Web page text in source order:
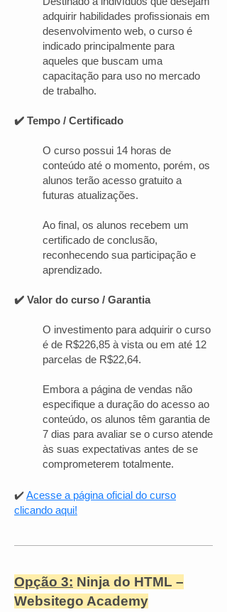
adquirir habilidades profissionais em
desenvolvimento web, o curso é
indicado principalmente para
aqueles que buscam uma
capacitação para uso no mercado
de trabalho.
✔️ Tempo / Certificado
O curso possui 14 horas de
conteúdo até o momento, porém, os
alunos terão acesso gratuito a
futuras atualizações.
Ao final, os alunos recebem um
certificado de conclusão,
reconhecendo sua participação e
aprendizado.
✔️ Valor do curso / Garantia
O investimento para adquirir o curso
é de R$226,85 à vista ou em até 12
parcelas de R$22,64.
Embora a página de vendas não
especifique a duração do acesso ao
conteúdo, os alunos têm garantia de
7 dias para avaliar se o curso atende
às suas expectativas antes de se
comprometerem totalmente.
✔️Acesse a página oficial do curso
clicando aqui!
Opção 3: Ninja do HTML –
Websitego Academy